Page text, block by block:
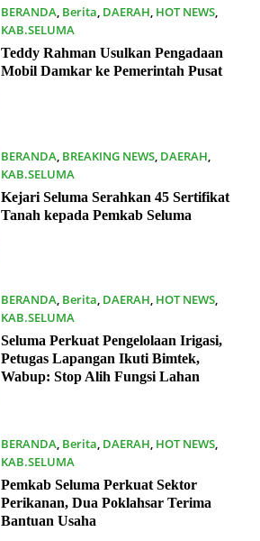
BERANDA, Berita, DAERAH, HOT NEWS,
KAB.SELUMA
06/12/2025
Teddy Rahman Usulkan Pengadaan
Mobil Damkar ke Pemerintah Pusat
BERANDA, BREAKING NEWS, DAERAH,
KAB.SELUMA
05/12/2025
Kejari Seluma Serahkan 45 Sertifikat
Tanah kepada Pemkab Seluma
BERANDA, Berita, DAERAH, HOT NEWS,
KAB.SELUMA
02/12/2025
Seluma Perkuat Pengelolaan Irigasi,
Petugas Lapangan Ikuti Bimtek,
Wabup: Stop Alih Fungsi Lahan
BERANDA, Berita, DAERAH, HOT NEWS,
KAB.SELUMA
02/12/2025
Pemkab Seluma Perkuat Sektor
Perikanan, Dua Poklahsar Terima
Bantuan Usaha